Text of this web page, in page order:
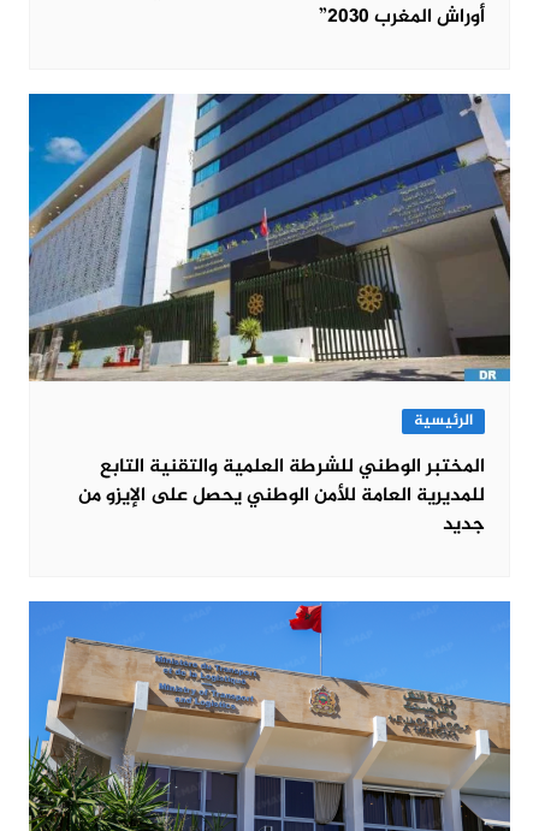
أوراش المغرب 2030”
الرئيسية
المختبر الوطني للشرطة العلمية والتقنية التابع
للمديرية العامة للأمن الوطني يحصل على الإيزو من
جديد